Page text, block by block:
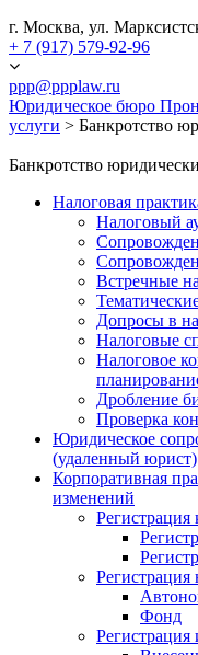
г. Москва, ул.
+ 7 (917) 579-92-96
ppp@ppplaw.ru
Юридическое бюро
услуги > Банкротство
Банкротство
Налоговая
Налоговый
Встречные
Допросы в
Налоговые
Налоговое
Дробление
Проверка
Юридическое
(удаленный юрист)
Корпоративная
изменений
Регистрация
Регистрация
Фонд
Регистрация